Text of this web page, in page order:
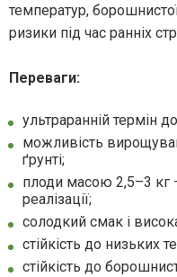
температур,
ризики під час ранніх
Переваги:
ультраранній термін
можливість
ґрунті;
плоди масою 2,5–3 кг
реалізації;
солодкий смак і
стійкість до низьких
стійкість до